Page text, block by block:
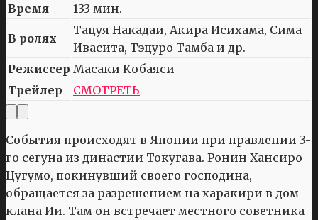
Время
133 мин.
В ролях
Тацуя Накадаи, Акира Исихама, Сима
Ивасита, Тэцуро Тамба и др.
Режиссер Масаки Кобаяси
Трейлер
СМОТРЕТЬ
События происходят в Японии при правлении 3-
го сегуна из династии Токугава. Ронин Хансиро
Цугумо, покинувший своего господина,
обращается за разрешением на харакири в дом
клана Ии. Там он встречает местного советника